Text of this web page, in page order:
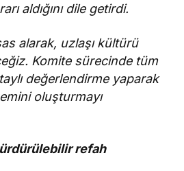
aldığını dile getirdi.
alarak, uzlaşı kültürü
Komite sürecinde tüm
değerlendirme yaparak
oluşturmayı
refah